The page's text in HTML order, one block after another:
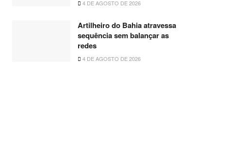
4 DE AGOSTO DE 2026
Artilheiro do Bahia atravessa
sequência sem balançar as
redes
4 DE AGOSTO DE 2026